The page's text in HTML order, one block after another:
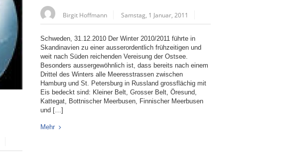
Birgit Hoffmann Samstag, 1 Januar, 2011
Schweden, 31.12.2010 Der Winter 2010/2011 führte in
Skandinavien zu einer ausserordentlich frühzeitigen und
weit nach Süden reichenden Vereisung der Ostsee.
Besonders aussergewöhnlich ist, dass bereits nach einem
Drittel des Winters alle Meeresstrassen zwischen
Hamburg und St. Petersburg in Russland grossflächig mit
Eis bedeckt sind: Kleiner Belt, Grosser Belt, Öresund,
Kattegat, Bottnischer Meerbusen, Finnischer Meerbusen
und […]
Mehr